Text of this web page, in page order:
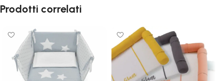
Prodotti correlati